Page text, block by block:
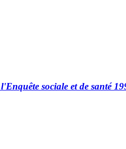
sociale et de santé